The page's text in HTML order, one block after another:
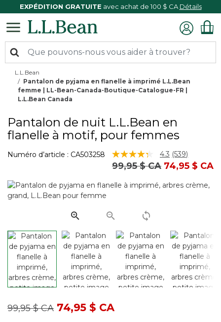
EXPÉDITION GRATUITE avec achat de 100 $ CA Détails
L.L.Bean
Pantalon de pyjama en flanelle à imprimé L.L.Bean
femme | LL-Bean-Canada-Boutique-Catalogue-FR |
L.L.Bean Canada
Pantalon de nuit L.L.Bean en
flanelle à motif, pour femmes
Numéro d’article : CA503258 5 sur 5 Évaluation des clients
4.3 Lire
les
539
Lien
(539)
Prix réduit de
99,95 $ CAà74,95 $ CA
Prix réduit de
99,95 $ CAà74,95 $ CA